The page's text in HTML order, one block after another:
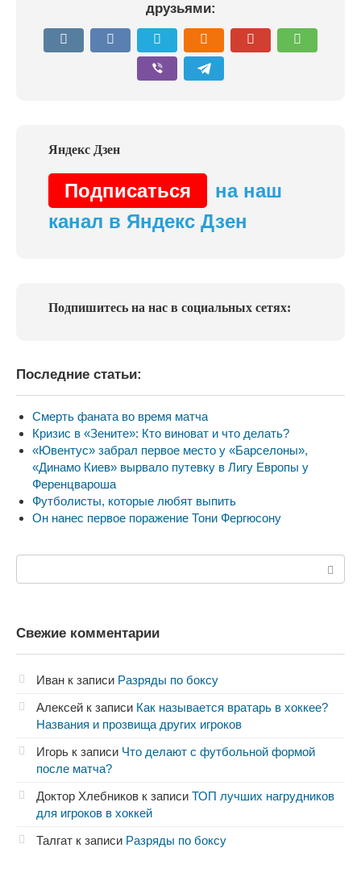
друзьями:
Подписаться
на наш
канал в Яндекс Дзен
Подпишитесь на нас в социальных сетях:
Последние статьи:
Смерть фаната во время матча
Кризис в «Зените»: Кто виноват и что делать?
«Ювентус» забрал первое место у «Барселоны»,
«Динамо Киев» вырвало путевку в Лигу Европы у
Ференцвароша
Футболисты, которые любят выпить
Он нанес первое поражение Тони Фергюсону
Свежие комментарии
Иван к записи Разряды по боксу
Алексей к записи Как называется вратарь в хоккее?
Названия и прозвища других игроков
Игорь к записи Что делают с футбольной формой
после матча?
Доктор Хлебников к записи ТОП лучших нагрудников
для игроков в хоккей
Талгат к записи Разряды по боксу